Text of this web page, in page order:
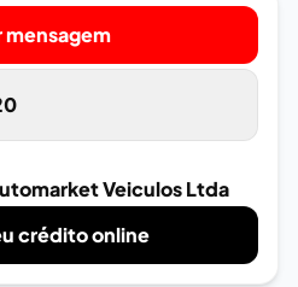
mensagem
Veiculos Ltda
crédito online